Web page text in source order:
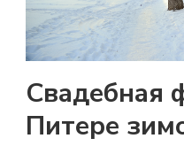
Свадебная
Питере